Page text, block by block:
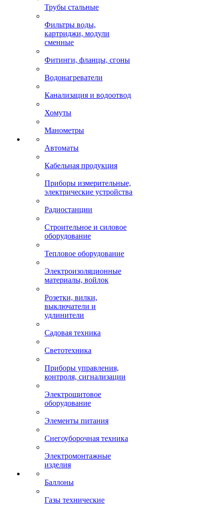
Трубы стальные
Фильтры воды,
картриджи, модули
сменные
Фитинги, фланцы, сгоны
Водонагреватели
Канализация и водоотвод
Хомуты
Манометры
Автоматы
Кабельная продукция
Приборы измерительные,
электрические устройства
Радиостанции
Строительное и силовое
оборудование
Тепловое оборудование
Электроизоляционные
материалы, войлок
Розетки, вилки,
выключатели и
удлинители
Садовая техника
Светотехника
Приборы управления,
контроля, сигнализации
Электрощитовое
оборудование
Элементы питания
Снегоуборочная техника
Электромонтажные
изделия
Баллоны
Газы технические